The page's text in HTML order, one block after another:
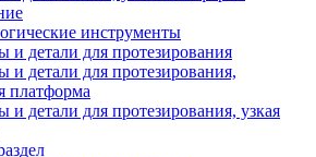
инструменты
и детали для протезирования
и детали для протезирования,
платформа
и детали для протезирования, узкая